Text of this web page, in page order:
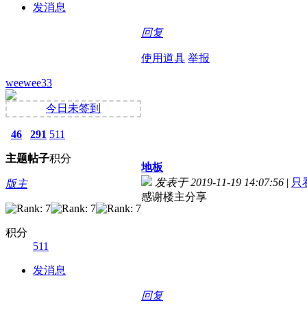
发消息
回复
使用道具 举报
weewee33
今日未签到
46
主题
291
帖子
511
积分
版主
积分
511
发消息
地板
发表于 2019-11-19 14:07:56 | 只
感谢楼主分享
回复